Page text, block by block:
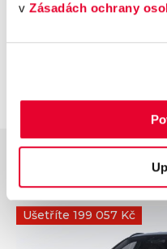
v Zásadách ochrany
není nabídkou ve
příslib dle § 1733
indikativní nabídky
Podobné vozy
Ušetříte 199 057 Kč